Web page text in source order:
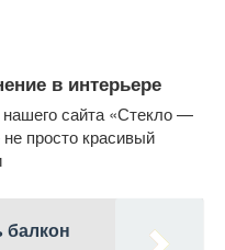
в интерьере
сайта «Стекло —
просто красивый
балкон